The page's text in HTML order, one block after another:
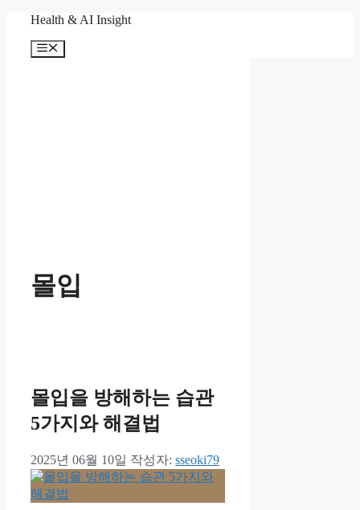
Health & AI Insight
메
몰입
몰입을 방해하는 습관
5가지와 해결법
2025년 06월 10일 작성자: sseoki79